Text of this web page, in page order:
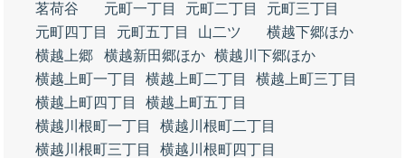
茗荷谷
元町一丁目 元町二丁目
元町三丁目
元町四丁目
元町五丁目 山二ツ
横越下郷ほか
横越上郷
横越新田郷ほか 横越川下郷ほか
横越上町一丁目
横越上町二丁目
横越上町三丁目
横越上町四丁目
横越上町五丁目
横越川根町一丁目
横越川根町二丁目
横越川根町三丁目
横越川根町四丁目